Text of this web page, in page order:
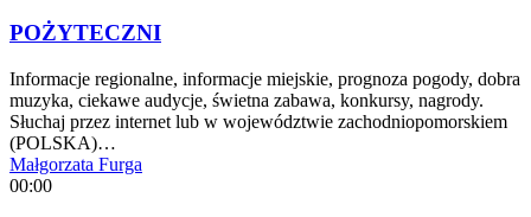
POŻYTECZNI
Informacje regionalne, informacje miejskie, prognoza pogody, dobra
muzyka, ciekawe audycje, świetna zabawa, konkursy, nagrody.
Słuchaj przez internet lub w województwie zachodniopomorskiem
(POLSKA)…
Małgorzata Furga
00:00